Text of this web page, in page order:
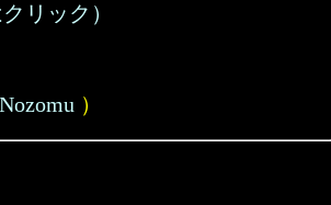
リック）
）